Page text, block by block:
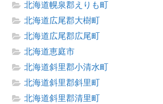
北海道幌泉郡えりも町
北海道広尾郡大樹町
北海道広尾郡広尾町
北海道恵庭市
北海道斜里郡小清水町
北海道斜里郡斜里町
北海道斜里郡清里町